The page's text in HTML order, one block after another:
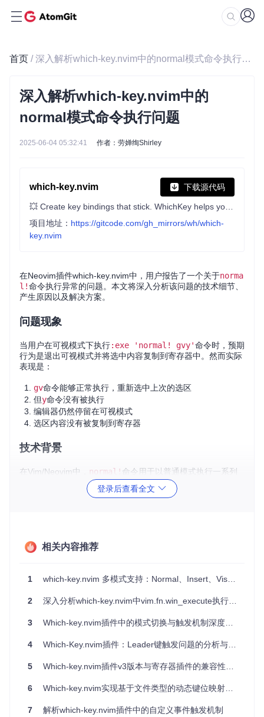
首页 / 深入解析which-key.nvim中的normal模式命令执行问题
深入解析which-key.nvim中的
normal模式命令执行问题
2025-06-04 05:32:41 作者：劳婵绚Shirley
which-key.nvim 下载源代码
项目地址： https://gitcode.com/gh_mirrors/wh/which-
key.nvim
在Neovim插件which-key.nvim中，用户报告了一个关于norma
l!命令执行异常的问题。本文将深入分析该问题的技术细节、
产生原因以及解决方案。
问题现象
当用户在可视模式下执行:exe 'normal! gvy'命令时，预期
行为是退出可视模式并将选中内容复制到寄存器中。然而实际
表现是：
gv命令能够正常执行，重新选中上次的选区
但y命令没有被执行
编辑器仍然停留在可视模式
选区内容没有被复制到寄存器
技术背景
在Vim/Neovim中， normal! 命令用于以普通模式执行一系列
组合命令的含义是：
入并显示可能的按键组合提示。这种监听机制可能会干扰某些
问题分析
从调试日志可以看出关键的执行流程：
用户输入:exe 'normal! gvy'并回车
which-key.nvim的状态机开始工作，等待输入
键被which-key.nvim捕获处理，而不是作为 normal!
的一部分执行
这表明which-key.nvim的按键监听机制与normal!命令的执行
产生了冲突，导致命令序列中的最后一个按键被插件拦截。
登录后查看全文
相关内容推荐
1 which-key.nvim 多模式支持：Normal、Insert、Visual、Operator Pending 全解析
2 深入分析which-key.nvim中vim.fn.win_execute执行zx命令失效问题
3 Which-key.nvim插件中的模式切换与触发机制深度解析
4 Which-Key.nvim插件：Leader键触发问题的分析与解决
5 Which-key.nvim插件v3版本与寄存器插件的兼容性问题分析
6 Which-key.nvim实现基于文件类型的动态键位映射方案
7 解析which-key.nvim插件中的自定义事件触发机制